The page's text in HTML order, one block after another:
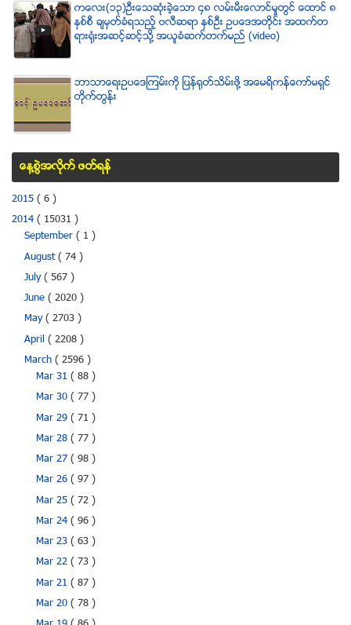
ကေလး(၁၃)ဦးေသဆံုးခဲ့ေသာ ၄၈ လမ္းမီးေလာင္မႈတြင္ ေထာင္ ၈
ႏွစ္စီ ခ်မွတ္ခံရသည့္ ဗလီဆရာ ႏွစ္ဦး ဥပေဒအတိုင္း အထက္တ
ရားရံုးအဆင့္ဆင့္သို႔ အယူခံဆက္တက္မည္ (video)
ဘာသာေရးဥပေဒၾကမ္းကို ျပန္ရုတ္သိမ္းဖို႔ အေမရိကန္ေကာ္မရွင္
တိုက္တြန္း
ေန႔စြဲအလိုက္ ဖတ္ရန္
2015 ( 6 )
2014 ( 15031 )
September ( 1 )
August( 74 )
July( 567 )
June ( 2020 )
May( 2703 )
April ( 2208 )
March ( 2596 )
Mar 31( 88 )
Mar 30( 77 )
Mar 29( 71 )
Mar 28( 77 )
Mar 27( 98 )
Mar 26( 97 )
Mar 25( 72 )
Mar 24( 96 )
Mar 23( 63 )
Mar 22( 73 )
Mar 21( 87 )
Mar 20( 78 )